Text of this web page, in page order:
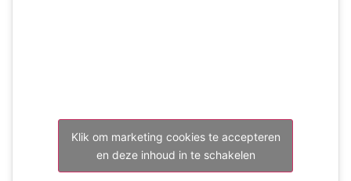
Klik om marketing cookies te accepteren
en deze inhoud in te schakelen